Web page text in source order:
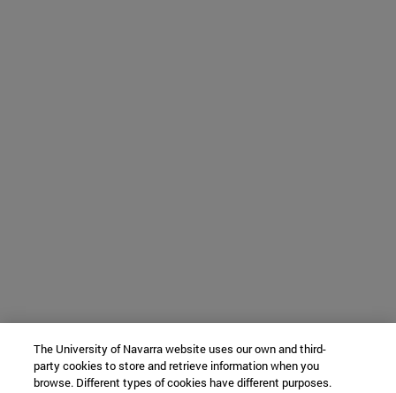
The University of Navarra website uses our own and third-
party cookies to store and retrieve information when you
browse. Different types of cookies have different purposes.